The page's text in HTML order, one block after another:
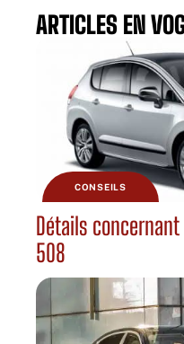
ARTICLES EN
CONSEILS
Détails
508